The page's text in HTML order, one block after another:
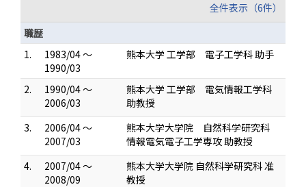
全件表示（6件）
職歴
1.
1983/04 ～
1990/03
熊本大学 工学部 電子工学科 助手
2.
1990/04 ～
2006/03
熊本大学 工学部 電気情報工学科
助教授
3.
2006/04 ～
2007/03
熊本大学大学院 自然科学研究科
情報電気電子工学専攻 助教授
4.
2007/04 ～
2008/09
熊本大学大学院 自然科学研究科 准
教授